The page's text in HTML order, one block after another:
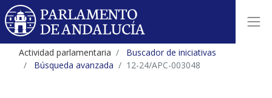
Actividad parlamentaria
Buscador de iniciativas
Búsqueda avanzada
12-24/APC-003048